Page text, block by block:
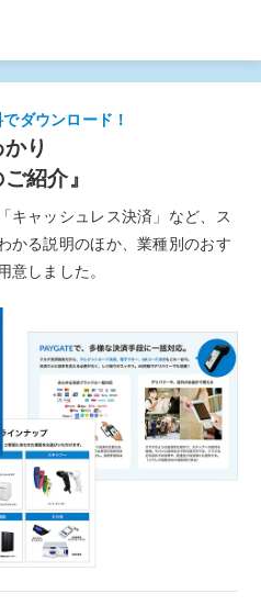
でダウンロード！
り
紹介』
キャッシュレス決済」など、ス
かる説明のほか、業種別のおす
意しました。